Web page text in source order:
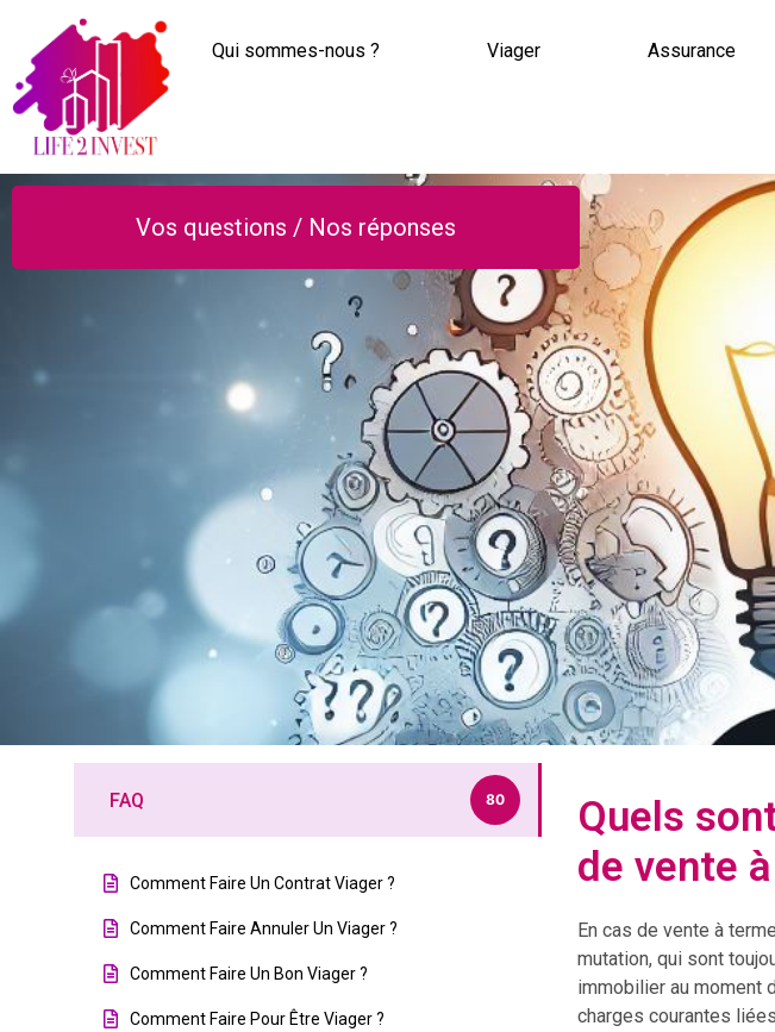
Qui sommes-nous ? Viager Assurance
Vos questions / Nos réponses
FAQ 80
Comment Faire Un Contrat Viager ?
Comment Faire Annuler Un Viager ?
Comment Faire Un Bon Viager ?
Comment Faire Pour Être Viager ?
Quels
de vente
En cas de vente à
mutation, qui sont
immobilier au moment
charges courantes